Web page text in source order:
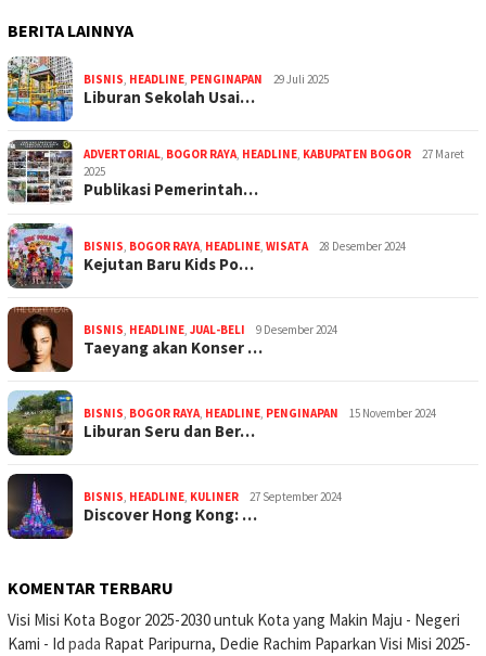
BERITA LAINNYA
BISNIS, HEADLINE, PENGINAPAN 29 Juli 2025
Liburan Sekolah Usai…
ADVERTORIAL, BOGOR RAYA, HEADLINE, KABUPATEN BOGOR
27 Maret
2025
Publikasi Pemerintah…
BISNIS, BOGOR RAYA, HEADLINE, WISATA 28 Desember 2024
Kejutan Baru Kids Po…
BISNIS, HEADLINE, JUAL-BELI 9 Desember 2024
Taeyang akan Konser …
BISNIS, BOGOR RAYA, HEADLINE, PENGINAPAN 15 November 2024
Liburan Seru dan Ber…
BISNIS, HEADLINE, KULINER 27 September 2024
Discover Hong Kong: …
KOMENTAR TERBARU
Visi Misi Kota Bogor 2025-2030 untuk Kota yang Makin Maju - Negeri
Kami - Id pada Rapat Paripurna, Dedie Rachim Paparkan Visi Misi 2025-